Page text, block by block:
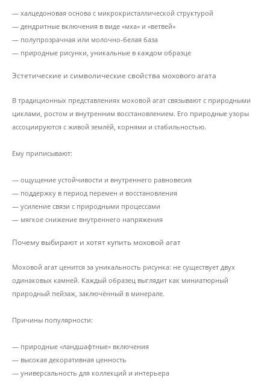
— халцедоновая основа с микрокристаллической структурой
— дендритные включения в виде «мха» и «ветвей»
— полупрозрачная или молочно-белая база
— природные рисунки, уникальные в каждом образце
Эстетические и символические свойства мохового агата
В традиционных представлениях моховой агат связывают с природными
циклами, ростом и внутренним восстановлением. Его природные узоры
ассоциируются с живой землёй, корнями и стабильностью.
Ему приписывают:
— ощущение устойчивости и внутреннего равновесия
— поддержку в период перемен и восстановления
— усиление связи с природными процессами
— мягкое снижение внутреннего напряжения
Почему выбирают и хотят купить моховой агат
Моховой агат ценится за уникальность рисунка: не существует двух
одинаковых камней. Каждый образец выглядит как миниатюрный
природный пейзаж, заключённый в минерале.
Причины популярности:
— природные «ландшафтные» включения
— высокая декоративная ценность
— универсальность для коллекций и интерьера